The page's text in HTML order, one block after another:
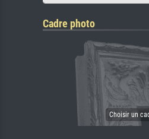
Cadre photo